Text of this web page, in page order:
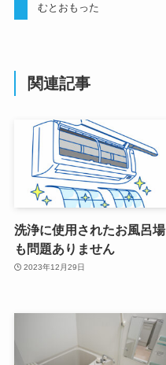
むとおもった
関連記事
洗浄に使用されたお風呂場
も問題ありません
2023年12月29日